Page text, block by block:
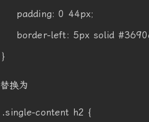
padding: 0 44px;
border-left: 5px solid
}
替换为
.single-content h2 {